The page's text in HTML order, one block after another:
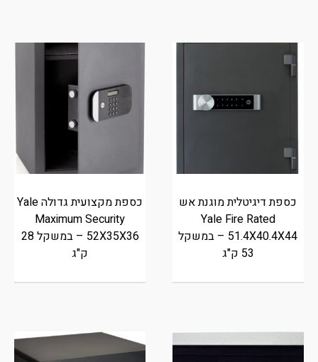
כספת דיגיטלית מוגנת אש
Yale Fire Rated
51.4X40.4X44 – במשקל
53 ק"ג
כספת מקצועית גדולה Yale
Maximum Security
52X35X36 – במשקל 28
ק"ג